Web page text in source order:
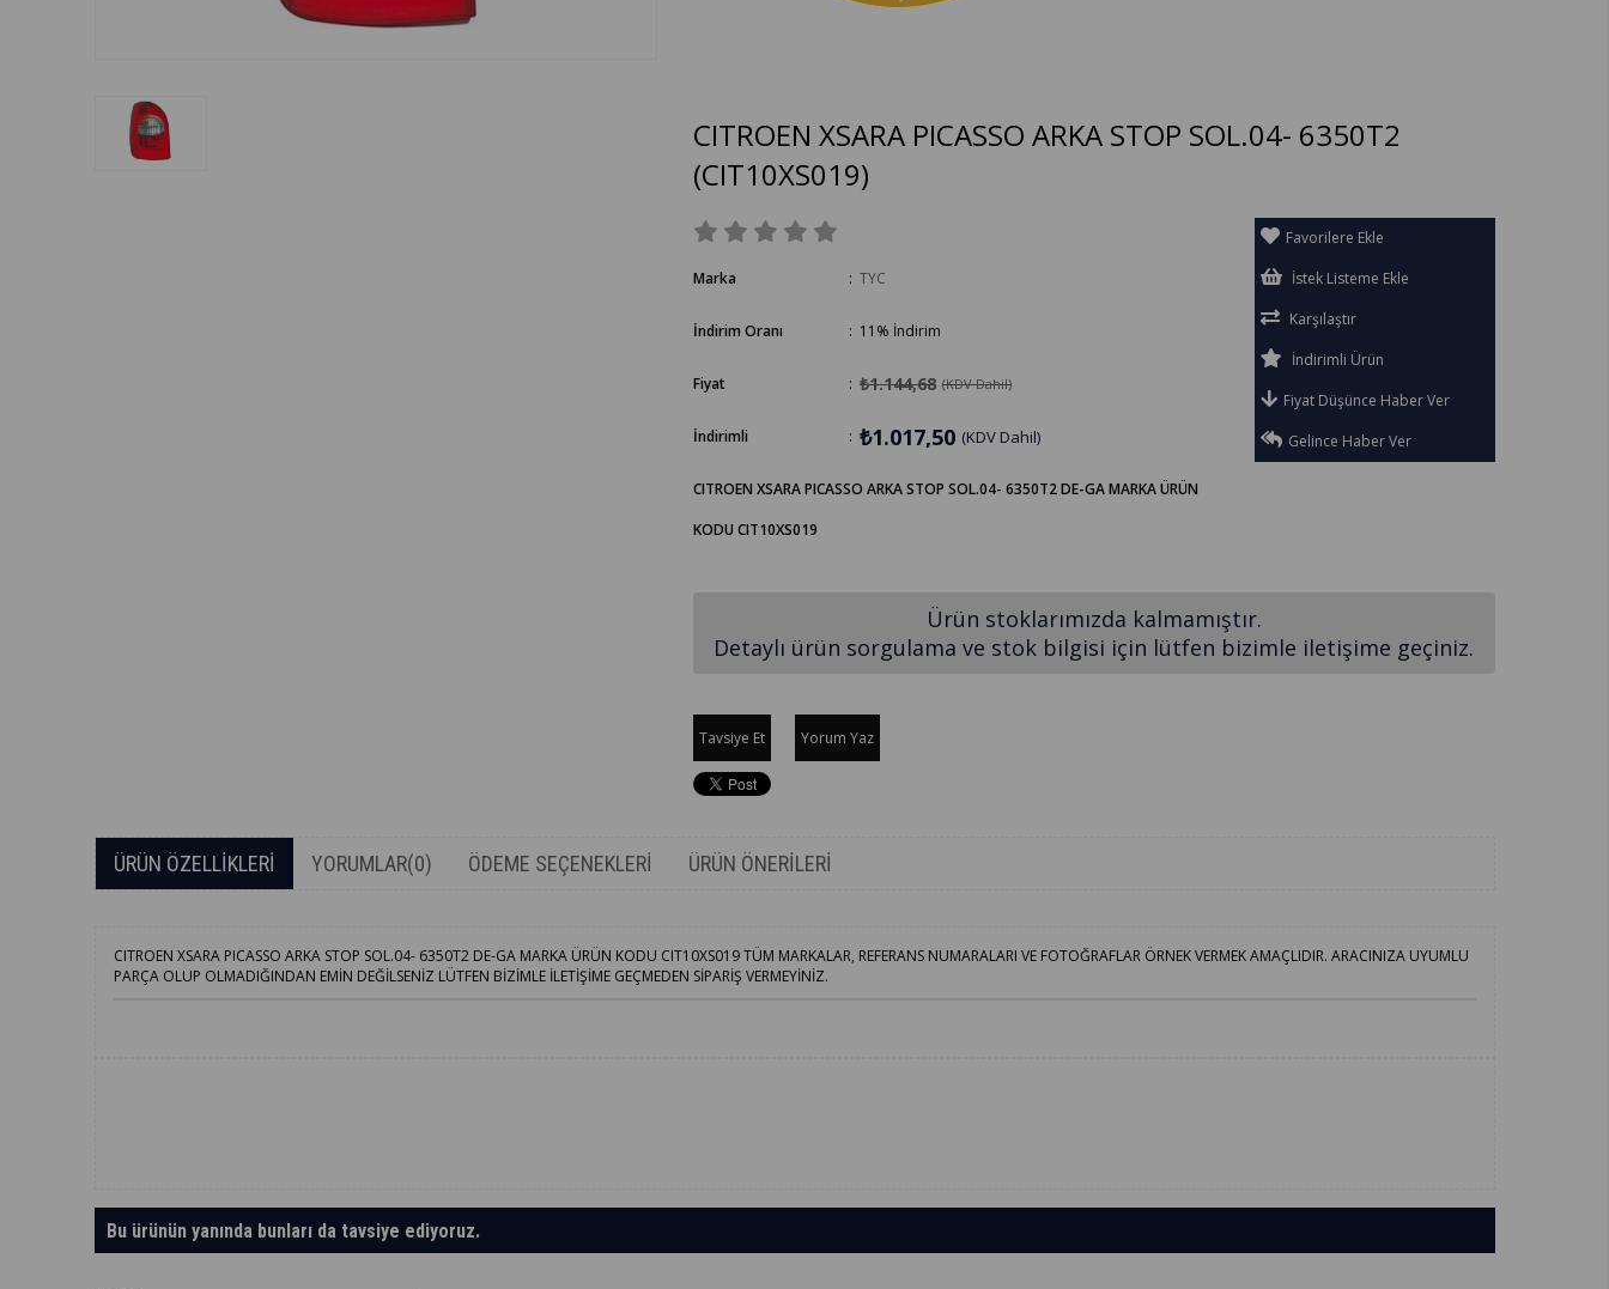
CITROEN XSARA PICASSO ARKA STOP SOL.04- 6350T2
(CIT10XS019)
Marka : TYC
İndirim Oranı : %
11 İndirim
Fiyat : ₺1.144,68 (KDV Dahil)
İndirimli : ₺1.017,50 (KDV Dahil)
CITROEN XSARA PICASSO ARKA STOP SOL.04- 6350T2 DE-GA MARKA ÜRÜN
KODU CIT10XS019
Favorilere Ekle
İstek Listeme Ekle
Karşılaştır
İndirimli Ürün
Fiyat Düşünce Haber Ver
Gelince Haber Ver
Ürün stoklarımızda kalmamıştır.
Detaylı ürün sorgulama ve stok bilgisi için lütfen bizimle iletişime geçiniz.
Tavsiye Et Yorum Yaz
ÜRÜN ÖZELLIKLERI YORUMLAR(0) ÖDEME SEÇENEKLERI ÜRÜN ÖNERILERI
CITROEN XSARA PICASSO ARKA STOP SOL.04- 6350T2 DE-GA MARKA ÜRÜN KODU CIT10XS019 TÜM MARKALAR, REFERANS NUMARALARI VE FOTOĞRAFLAR ÖRNEK VERMEK AMAÇLIDIR. ARACINIZA UYUMLU
PARÇA OLUP OLMADIĞINDAN EMİN DEĞİLSENİZ LÜTFEN BİZİMLE İLETİŞİME GEÇMEDEN SİPARİŞ VERMEYİNİZ.
Bu ürünün yanında bunları da tavsiye ediyoruz.